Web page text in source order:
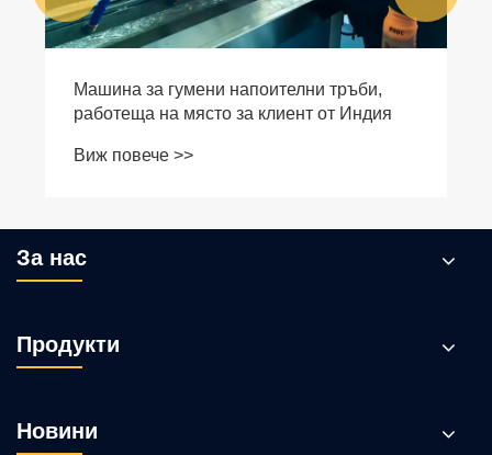
За нас
Продукти
Новини